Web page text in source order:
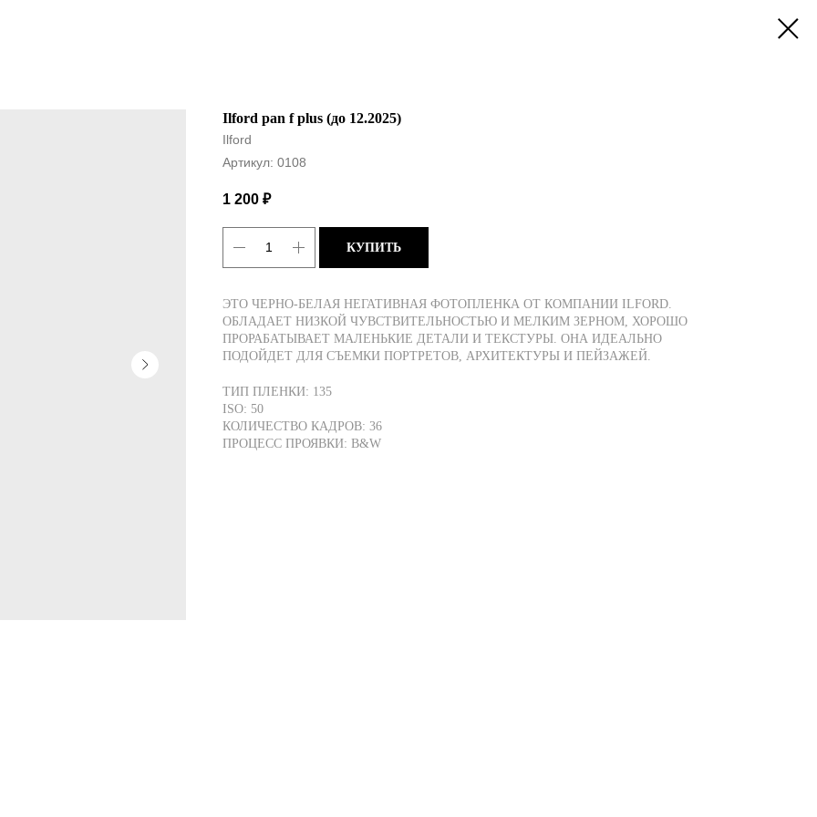
Ilford pan f plus (до 12.2025)
Ilford
Артикул: 0108
1 200 ₽
КУПИТЬ
ЭТО ЧЕРНО-БЕЛАЯ НЕГАТИВНАЯ ФОТОПЛЕНКА ОТ КОМПАНИИ ILFORD.
ОБЛАДАЕТ НИЗКОЙ ЧУВСТВИТЕЛЬНОСТЬЮ И МЕЛКИМ ЗЕРНОМ, ХОРОШО
ПРОРАБАТЫВАЕТ МАЛЕНЬКИЕ ДЕТАЛИ И ТЕКСТУРЫ. ОНА ИДЕАЛЬНО
ПОДОЙДЕТ ДЛЯ СЪЕМКИ ПОРТРЕТОВ, АРХИТЕКТУРЫ И ПЕЙЗАЖЕЙ.
ТИП ПЛЕНКИ: 135
ISO: 50
КОЛИЧЕСТВО КАДРОВ: 36
ПРОЦЕСС ПРОЯВКИ: B&W